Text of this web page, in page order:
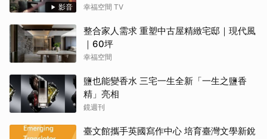
影音
腦」有關？！
幸福空間 TV
整合家人需求 重塑中古屋精緻宅邸｜現代風
｜60坪
幸福空間
鹽也能變香水 三宅一生全新「一生之鹽香
精」亮相
鏡週刊
臺文館攜手英國寫作中心 培育臺灣文學新銳